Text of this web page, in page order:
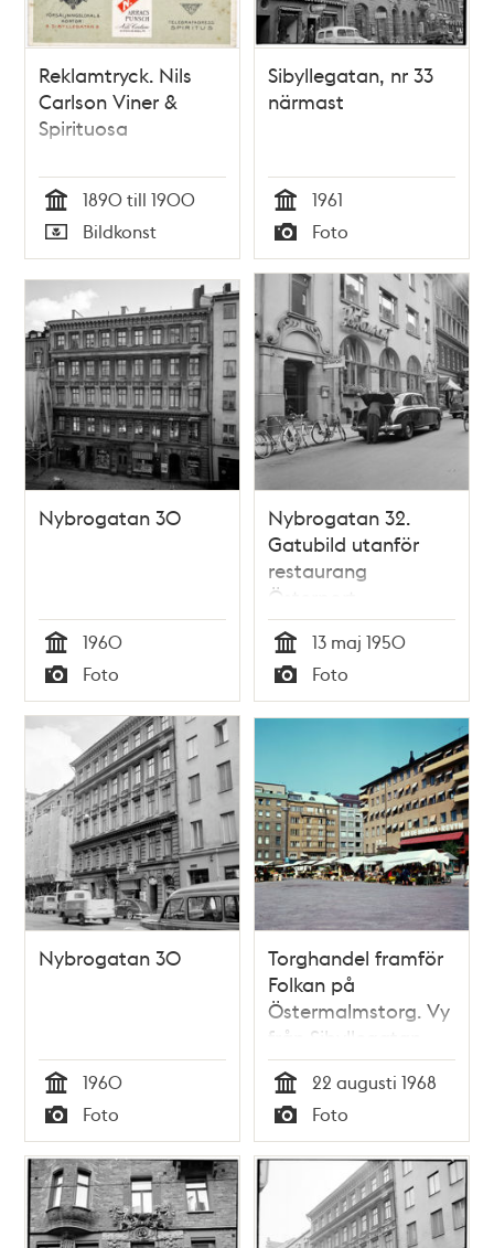
Reklamtryck. Nils
Carlson Viner &
Spirituosa
Tid
1890 till 1900
Typ
Bildkonst
Sibyllegatan, nr 33
närmast
Tid
1961
Typ
Foto
Nybrogatan 30
Tid
1960
Typ
Foto
Nybrogatan 32.
Gatubild utanför
restaurang
Österport
Tid
13 maj 1950
Typ
Foto
Nybrogatan 30
Tid
1960
Typ
Foto
Torghandel framför
Folkan på
Östermalmstorg. Vy
från Sibyllegatan
Tid
22 augusti 1968
Typ
Foto